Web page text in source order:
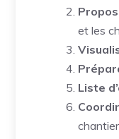
et les
Liste